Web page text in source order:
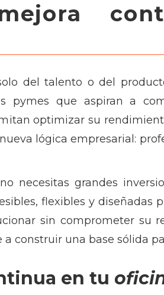
del talento o del
pymes que aspiran a
optimizar su
lógica empresarial:
necesitas grandes
flexibles y diseñadas
sin comprometer su
construir una base sólida
en tu